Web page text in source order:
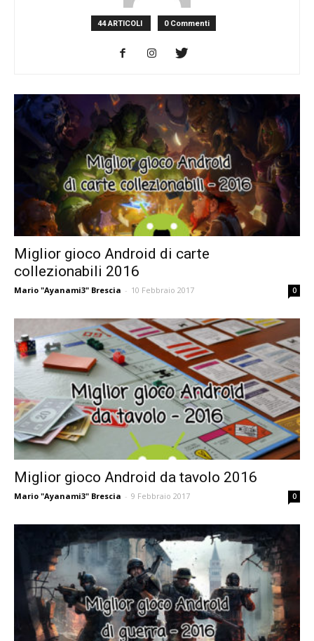
44 ARTICOLI 0 Commenti
Miglior gioco Android di carte
collezionabili 2016
Mario "Ayanami3" Brescia - 10 Febbraio 2017 0
Miglior gioco Android da tavolo 2016
Mario "Ayanami3" Brescia - 9 Febbraio 2017 0